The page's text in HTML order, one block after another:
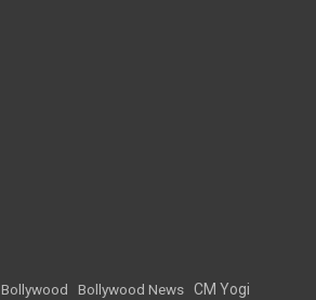
Bollywood Bollywood News CM Yogi